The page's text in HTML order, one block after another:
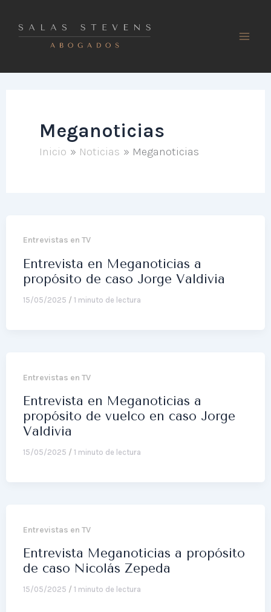
contenido
Meganoticias
Inicio Noticias Meganoticias
Entrevistas en TV
Entrevista en Meganoticias a
propósito de caso Jorge Valdivia
15/05/2025 / 1 minuto de lectura
Entrevistas en TV
Entrevista en Meganoticias a
propósito de vuelco en caso Jorge
Valdivia
15/05/2025 / 1 minuto de lectura
Entrevistas en TV
Entrevista Meganoticias a propósito
de caso Nicolás Zepeda
15/05/2025 / 1 minuto de lectura